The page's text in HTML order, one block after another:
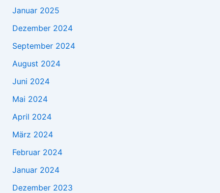
Januar 2025
Dezember 2024
September 2024
August 2024
Juni 2024
Mai 2024
April 2024
März 2024
Februar 2024
Januar 2024
Dezember 2023